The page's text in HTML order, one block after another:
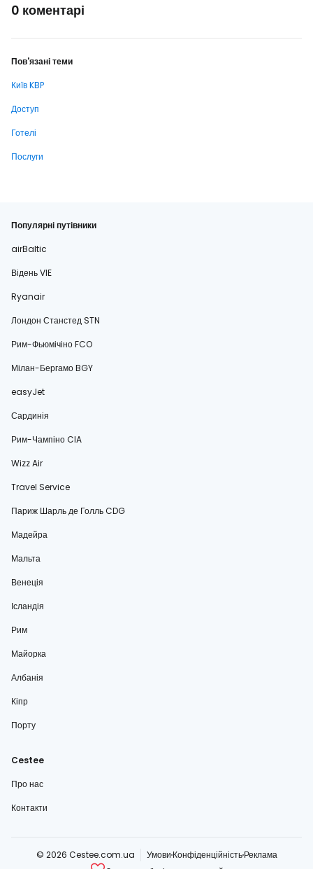
0 коментарі
Пов'язані теми
Київ KBP
Доступ
Готелі
Послуги
Популярні путівники
airBaltic
Відень VIE
Ryanair
Лондон Станстед STN
Рим-Фьюмічіно FCO
Мілан-Бергамо BGY
easyJet
Сардинія
Рим-Чампіно CIA
Wizz Air
Travel Service
Париж Шарль де Голль CDG
Мадейра
Мальта
Венеція
Ісландія
Рим
Майорка
Албанія
Кіпр
Порту
Cestee
Про нас
Контакти
© 2026 Cestee.com.ua УмовиКонфіденційністьРеклама